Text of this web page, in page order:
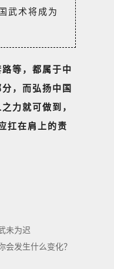
武术将成为
等，都属于中
，而弘扬中国
力就可做到，
扛在肩上的责
未为迟
会发生什么变化？